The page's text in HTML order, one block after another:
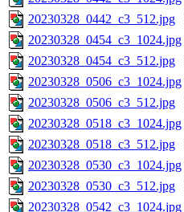
20230328_0442_c3_512.jpg
20230328_0454_c3_1024.jpg
20230328_0454_c3_512.jpg
20230328_0506_c3_1024.jpg
20230328_0506_c3_512.jpg
20230328_0518_c3_1024.jpg
20230328_0518_c3_512.jpg
20230328_0530_c3_1024.jpg
20230328_0530_c3_512.jpg
20230328_0542_c3_1024.jpg